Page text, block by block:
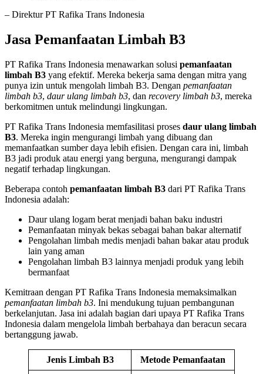
– Direktur PT Rafika Trans Indonesia
Jasa Pemanfaatan Limbah B3
PT Rafika Trans Indonesia menawarkan solusi pemanfaatan
limbah B3 yang efektif. Mereka bekerja sama dengan mitra yang
punya izin untuk mengolah limbah B3. Dengan pemanfaatan
limbah b3, daur ulang limbah b3, dan recovery limbah b3, mereka
berkomitmen untuk melindungi lingkungan.
PT Rafika Trans Indonesia memfasilitasi proses daur ulang limbah
B3. Mereka ingin mengurangi limbah yang dibuang dan
memanfaatkan sumber daya lebih efisien. Dengan cara ini, limbah
B3 jadi produk atau energi yang berguna, mengurangi dampak
negatif terhadap lingkungan.
Beberapa contoh pemanfaatan limbah B3 dari PT Rafika Trans
Indonesia adalah:
Daur ulang logam berat menjadi bahan baku industri
Pemanfaatan minyak bekas sebagai bahan bakar alternatif
Pengolahan limbah medis menjadi bahan bakar atau produk
lain yang aman
Pengolahan limbah B3 lainnya menjadi produk yang lebih
bermanfaat
Kemitraan dengan PT Rafika Trans Indonesia memaksimalkan
pemanfaatan limbah b3. Ini mendukung tujuan pembangunan
berkelanjutan. Jasa ini adalah bagian dari upaya PT Rafika Trans
Indonesia dalam mengelola limbah berbahaya dan beracun secara
bertanggung jawab.
Jenis Limbah B3 Metode Pemanfaatan